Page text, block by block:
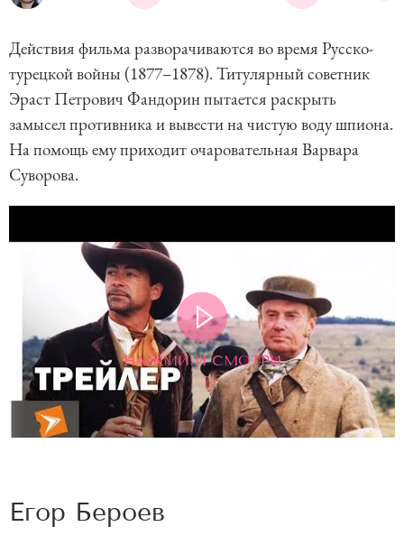
Действия фильма разворачиваются во время Русско-
турецкой войны (1877–1878). Титулярный советник
Эраст Петрович Фандорин пытается раскрыть
замысел противника и вывести на чистую воду шпиона.
На помощь ему приходит очаровательная Варвара
Суворова.
НАЖМИ И СМОТРИ
Егор Бероев